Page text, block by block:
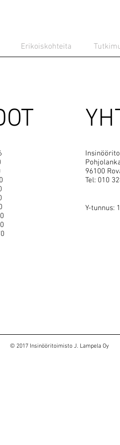
Erikoiskohteita
96100
Tel: 010
Y-tunnus:
© 2017 Insinööritoimisto J. Lampela Oy